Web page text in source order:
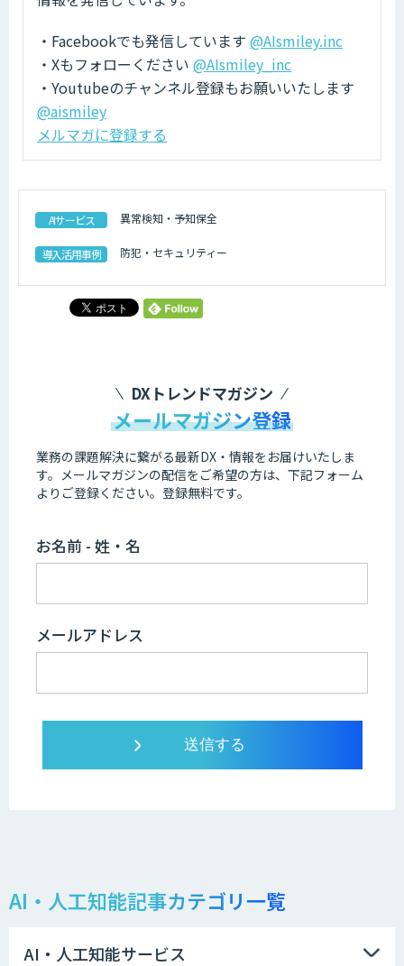
・Facebookでも発信しています @AIsmiley.inc
・Xもフォローください @AIsmiley_inc
・Youtubeのチャンネル登録もお願いいたします
@aismiley
メルマガに登録する
AIサービス 異常検知・予知保全
導入活用事例 防犯・セキュリティー
DXトレンドマガジン
メールマガジン登録
業務の課題解決に繋がる最新DX・情報をお届けいたしま
す。 メールマガジンの配信をご希望の方は、下記フォーム
よりご登録ください。登録無料です。
お名前 - 姓・名
メールアドレス
AI・人工知能記事カテゴリ一覧
AI・人工知能サービス